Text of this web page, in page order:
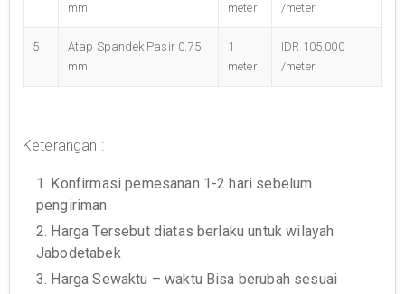
mm
meter
/meter
5
Atap Spandek Pasir 0.75
mm
1
meter
IDR 105.000
/meter
Keterangan :
1. Konfirmasi pemesanan 1-2 hari sebelum
pengiriman
2. Harga Tersebut diatas berlaku untuk wilayah
Jabodetabek
3. Harga Sewaktu – waktu Bisa berubah sesuai